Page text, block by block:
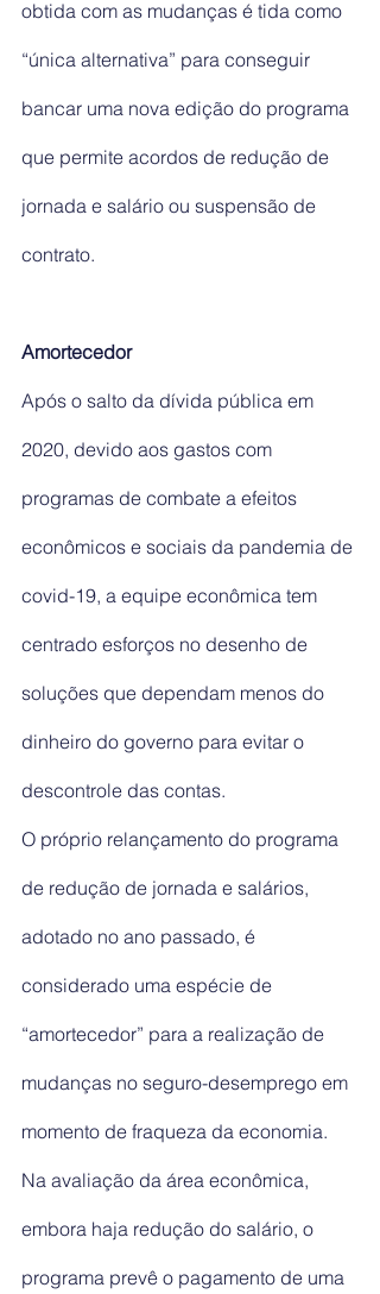
obtida com as mudanças é tida como
“única alternativa” para conseguir
bancar uma nova edição do programa
que permite acordos de redução de
jornada e salário ou suspensão de
contrato.
Amortecedor
Após o salto da dívida pública em
2020, devido aos gastos com
programas de combate a efeitos
econômicos e sociais da pandemia de
covid-19, a equipe econômica tem
centrado esforços no desenho de
soluções que dependam menos do
dinheiro do governo para evitar o
descontrole das contas.
O próprio relançamento do programa
de redução de jornada e salários,
adotado no ano passado, é
considerado uma espécie de
“amortecedor” para a realização de
mudanças no seguro-desemprego em
momento de fraqueza da economia.
Na avaliação da área econômica,
embora haja redução do salário, o
programa prevê o pagamento de uma